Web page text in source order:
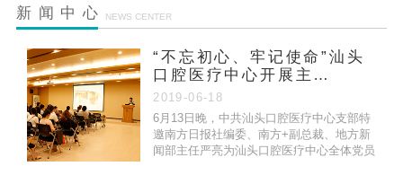
以规范守护健康，用引领促进同质 | 口腔中心
正…
汕头口腔医疗中心2025年端午假期门诊安排
关于汕头口腔医疗中心周边交通调整的公告
就诊更省心！4月起，汕头口腔医疗中心医生排班
新闻中心 NEWS CENTER
“不忘初心、牢记使命”汕头
口腔医疗中心开展主…
2019-06-18
6月13日晚，中共汕头口腔医疗中心支部特
邀南方日报社编委、南方+副总裁、地方新
闻部主任严亮为汕头口腔医疗中心全体党员